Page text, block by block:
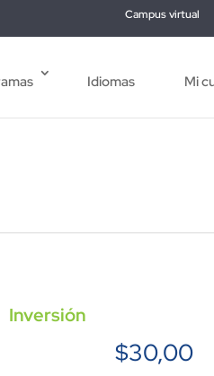
Campus virtual
Idiomas Mi
Inversión
$30,00